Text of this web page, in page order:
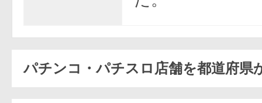
パチンコ・パチスロ店舗を都道府県